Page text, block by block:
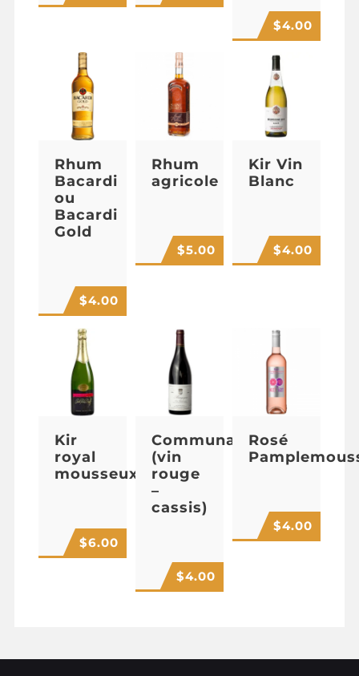
$4.00
Rhum
Bacardi
ou
Bacardi
Gold
$4.00
Rhum
agricole
$5.00
Kir Vin
Blanc
$4.00
Kir
royal
mousseux
$6.00
Communard
(vin
rouge
–
cassis)
$4.00
Rosé
$4.00